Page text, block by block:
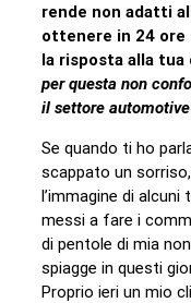
rende non adatti
ottenere in 24 ore
la risposta alla tua
per questa non
il settore
Se quando ti ho
scappato un
l’immagine di
messi a fare i
di pentole di mia
spiagge in questi
Proprio ieri un mio